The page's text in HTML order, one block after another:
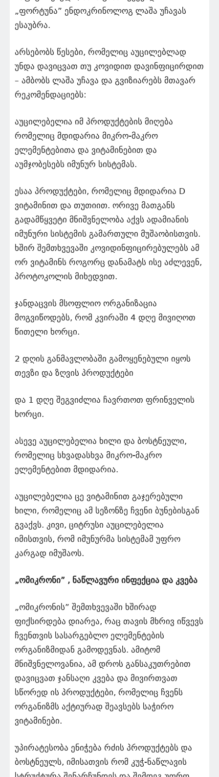
„ფორტუნა” ენდოკრინოლოგ ლაშა უჩავას
ესაუბრა.
არსებობს წესები, რომელიც აუცილებლად
უნდა დავიცვათ თუ კოვიდით დავინფიცირდით
– ამბობს ლაშა უჩავა და გვიზიარებს მთავარ
რეკომენდაციებს:
აუცილებელია იმ პროდუქტების მიღება
რომელიც მდიდარია მიკრო-მაკრო
ელემენტებითა და ვიტამინებით და
აუმჯობესებს იმუნურ სისტემას.
ესაა პროდუქტები, რომელიც მდიდარია D
ვიტამინით და თუთიით. ორივე მათგანს
გადამწყვეტი მნიშვნელობა აქვს ადამიანის
იმუნური სისტემის გამართული მუშაობისთვის.
ხშირ შემთხვევაში კოვიდინფიცირებულებს ამ
ორ ვიტამინს როგორც დანამატს ისე აძლევენ,
პროტოკოლის მიხედვით.
ჯანდაცვის მსოფლიო ორგანიზაცია
მოგვიწოდებს, რომ კვირაში 4 დღე მივიღოთ
წითელი ხორცი.
2 დღის განმავლობაში გამოყენებული იყოს
თევზი და ზღვის პროდუქტები
და 1 დღე შეგვიძლია ჩავრთოთ ფრინველის
ხორცი.
ასევე აუცილებელია ხილი და ბოსტნეული,
რომელიც სხვადასხვა მიკრო-მაკრო
ელემენტებით მდიდარია.
აუცილებელია ცე ვიტამინით გაჯერებული
ხილი, რომელიც ამ სეზონზე ჩვენი ბუნებისგან
გვაქვს. კივი, ციტრუსი აუცილებელია
იმისთვის, რომ იმუნურმა სისტემამ უფრო
კარგად იმუშაოს.
„ომიკრონი” , ნაწლავური ინფექცია და კვება
„ომიკრონის” შემთხვევაში ხშირად
ფიქსირდება დიარეა, რაც თავის მხრივ იწვევს
ჩვენთვის სასარგებლო ელემენტების
ორგანიზმიდან გამოდევნას. ამიტომ
მნიშვნელოვანია, ამ დროს განსაკუთრებით
დავიცვათ ჯანსაღი კვება და მივირთვათ
სწორედ ის პროდუქტები, რომელიც ჩვენს
ორგანიზმს აქტიურად შეავსებს საჭირო
ვიტამინები.
უპირატესობა ენიჭება რძის პროდუქტებს და
ბოსტნეულს, იმისათვის რომ კუჭ-ნაწლავის